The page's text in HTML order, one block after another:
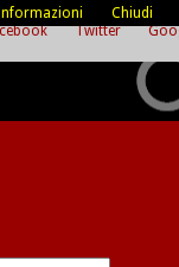
Twitter
Chiudi